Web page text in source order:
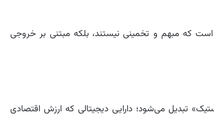
که مبهم و تخمینی نیستند، بلکه مبتنی بر خروجی
تبدیل می‌شود؛ دارایی دیجیتالی که ارزش اقتصادی